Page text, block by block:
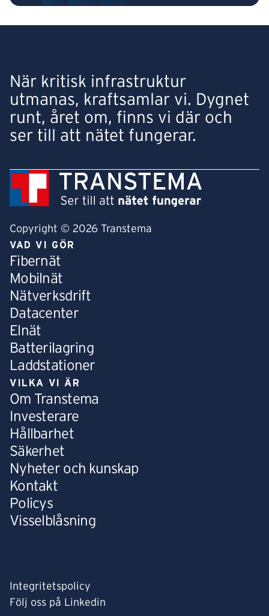
När kritisk infrastruktur
utmanas, kraftsamlar vi. Dygnet
runt, året om, finns vi där och
ser till att nätet fungerar.
Copyright © 2026 Transtema
VAD VI GÖR
Fibernät
Mobilnät
Nätverksdrift
Datacenter
Elnät
Batterilagring
Laddstationer
VILKA VI ÄR
Om Transtema
Investerare
Hållbarhet
Säkerhet
Nyheter och kunskap
Kontakt
Policys
Visselblåsning
Integritetspolicy
Följ oss på Linkedin